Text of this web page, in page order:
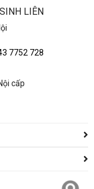
LIÊN
7752 728
cấp